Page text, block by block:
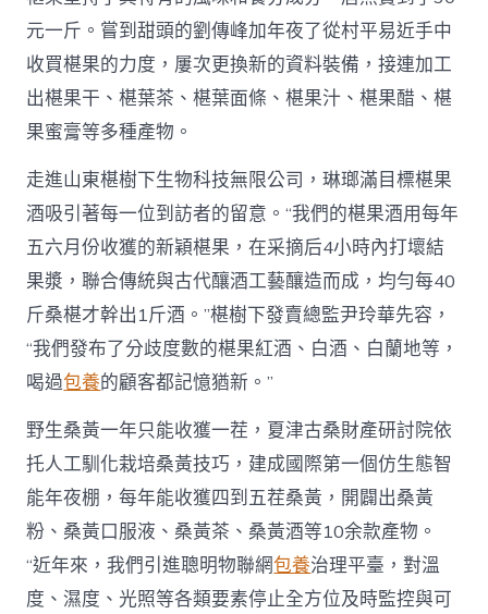
元一斤。嘗到甜頭的劉傳峰加年夜了從村平易近手中
收買椹果的力度，屢次更換新的資料裝備，接連加工
出椹果干、椹葉茶、椹葉面條、椹果汁、椹果醋、椹
果蜜膏等多種產物。
走進山東椹樹下生物科技無限公司，琳瑯滿目標椹果
酒吸引著每一位到訪者的留意。“我們的椹果酒用每年
五六月份收獲的新穎椹果，在采摘后4小時內打壞結
果漿，聯合傳統與古代釀酒工藝釀造而成，均勻每40
斤桑椹才幹出1斤酒。”椹樹下發賣總監尹玲華先容，
“我們發布了分歧度數的椹果紅酒、白酒、白蘭地等，
喝過包養的顧客都記憶猶新。”
野生桑黃一年只能收獲一茬，夏津古桑財產研討院依
托人工馴化栽培桑黃技巧，建成國際第一個仿生態智
能年夜棚，每年能收獲四到五茬桑黃，開闢出桑黃
粉、桑黃口服液、桑黃茶、桑黃酒等10余款產物。
“近年來，我們引進聰明物聯網包養治理平臺，對溫
度、濕度、光照等各類要素停止全方位及時監控與可